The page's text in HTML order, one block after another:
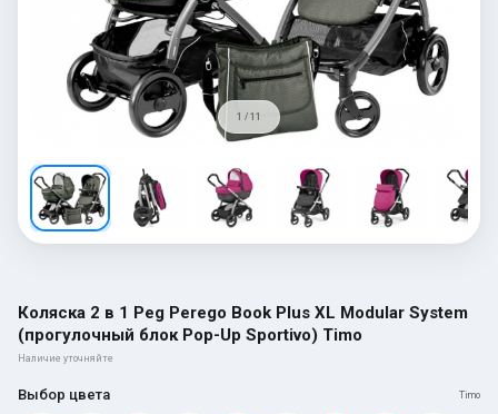
1 / 11
Коляска 2 в 1 Peg Perego Book Plus XL Modular System
(прогулочный блок Pop-Up Sportivo) Timo
Наличие уточняйте
Выбор цвета Timo